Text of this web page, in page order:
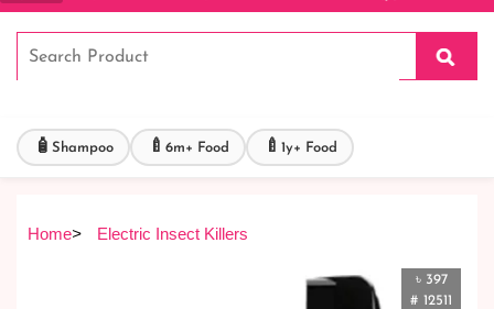
🧴 Shampoo 🍼 6m+ Food 🍼 1y+ Food
Home> Electric Insect Killers
৳ 397
# 12511